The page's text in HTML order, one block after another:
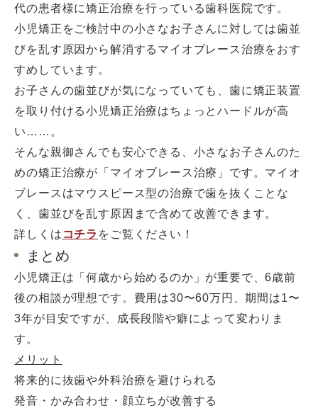
代の患者様に矯正治療を行っている歯科医院です。
小児矯正をご検討中の小さなお子さんに対しては歯並
びを乱す原因から解消するマイオブレース治療をおす
すめしています。
お子さんの歯並びが気になっていても、歯に矯正装置
を取り付ける小児矯正治療はちょっとハードルが高
い……。
そんな親御さんでも安心できる、小さなお子さんのた
めの矯正治療が「マイオブレース治療」です。マイオ
ブレースはマウスピース型の治療で歯を抜くことな
く、歯並びを乱す原因まで含めて改善できます。
詳しくは コチラ をご覧ください！
まとめ
小児矯正は「何歳から始めるのか」が重要で、6歳前
後の相談が理想です。費用は30〜60万円、期間は1〜
3年が目安ですが、成長段階や癖によって変わりま
す。
メリット
将来的に抜歯や外科治療を避けられる
発音・かみ合わせ・顔立ちが改善する